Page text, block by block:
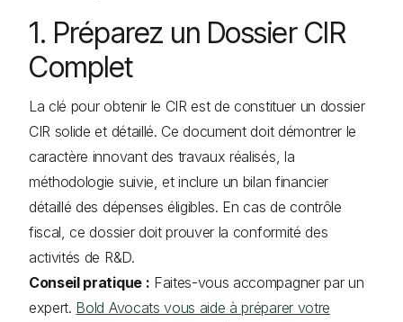
1. Préparez un Dossier CIR
Complet
La clé pour obtenir le CIR est de constituer un dossier
CIR solide et détaillé. Ce document doit démontrer le
caractère innovant des travaux réalisés, la
méthodologie suivie, et inclure un bilan financier
détaillé des dépenses éligibles. En cas de contrôle
fiscal, ce dossier doit prouver la conformité des
activités de R&D.
Conseil pratique : Faites-vous accompagner par un
expert. Bold Avocats vous aide à préparer votre